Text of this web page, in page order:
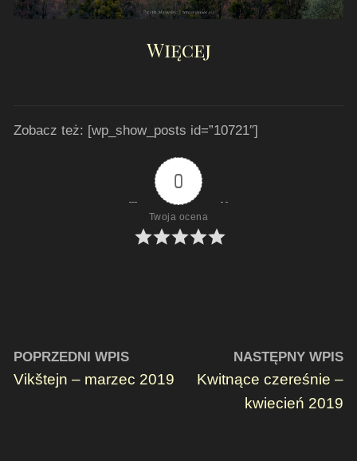
Więcej
Zobacz też: [wp_show_posts id=”10721″]
0
Twoja ocena
POPRZEDNI WPIS
Vikštejn – marzec 2019
NASTĘPNY WPIS
Kwitnące czereśnie –
kwiecień 2019